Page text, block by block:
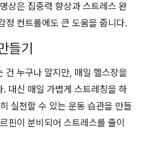
상은 집중력 향상과 스트레스 완
정 컨트롤에도 큰 도움을 줍니다.
들기
건 누구나 알지만, 매일 헬스장을
대신 매일 가볍게 스트레칭을 하
실천할 수 있는 운동 습관을 만들
핀이 분비되어 스트레스를 줄이